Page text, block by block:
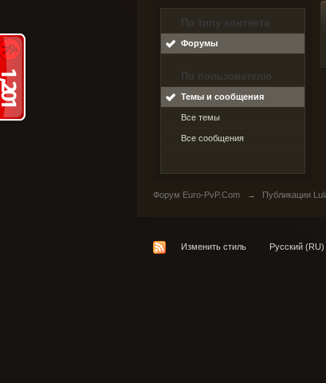
По типу контента
Форумы
По пользователю
Темы и сообщения
Все темы
Все сообщения
Форум Euro-PvP.Com → Публикации
Изменить стиль Русский (RU)